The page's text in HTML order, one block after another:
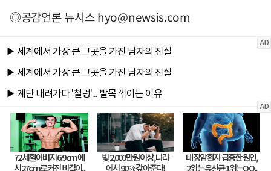
◎공감언론 뉴시스hyo@newsis.com